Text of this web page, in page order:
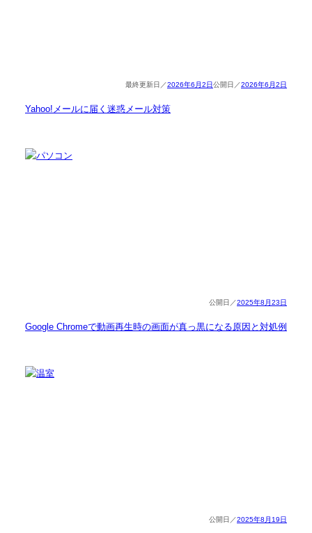
2026年6月2日 2026年6月2日
Yahoo!メールに届く迷惑メール対策
2025年8月23日
Google Chromeで動画再生時の画面が真っ黒になる原因と対処例
2025年8月19日